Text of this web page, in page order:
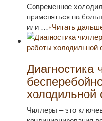
Современное
применяться на
или …«Читать
Диагностика
холодильной
Чиллеры – это